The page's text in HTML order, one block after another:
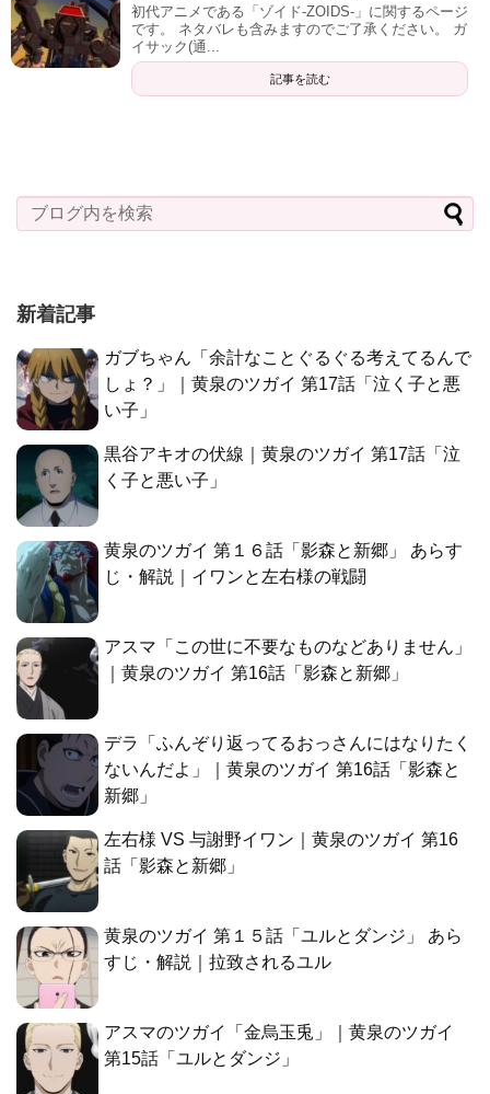
初代アニメである「ゾイド-ZOIDS-」に関するページ
です。 ネタバレも含みますのでご了承ください。 ガ
イサック(通...
記事を読む
新着記事
ガブちゃん「余計なことぐるぐる考えてるんで
しょ？」｜黄泉のツガイ 第17話「泣く子と悪
い子」
黒谷アキオの伏線｜黄泉のツガイ 第17話「泣
く子と悪い子」
黄泉のツガイ 第１６話「影森と新郷」 あらす
じ・解説｜イワンと左右様の戦闘
アスマ「この世に不要なものなどありません」
｜黄泉のツガイ 第16話「影森と新郷」
デラ「ふんぞり返ってるおっさんにはなりたく
ないんだよ」｜黄泉のツガイ 第16話「影森と
新郷」
左右様 VS 与謝野イワン｜黄泉のツガイ 第16
話「影森と新郷」
黄泉のツガイ 第１５話「ユルとダンジ」 あら
すじ・解説｜拉致されるユル
アスマのツガイ「金烏玉兎」｜黄泉のツガイ
第15話「ユルとダンジ」